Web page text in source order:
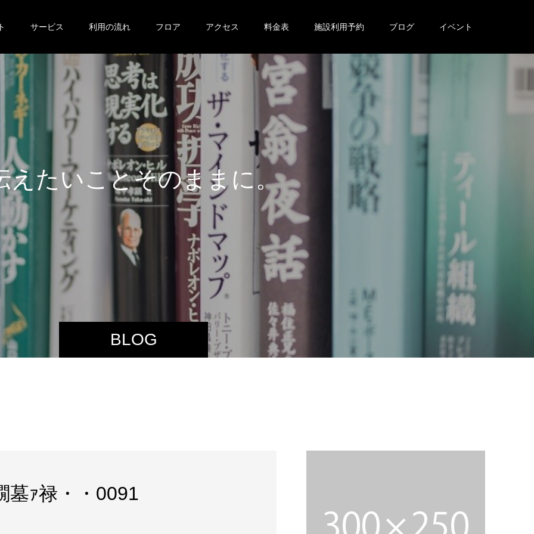
サービス 利用の流れ フロア アクセス 料金表 施設利用予約 ブログ イベント
BLOG
え た いことそのま ま に 。
墓ｧ禄・・0091